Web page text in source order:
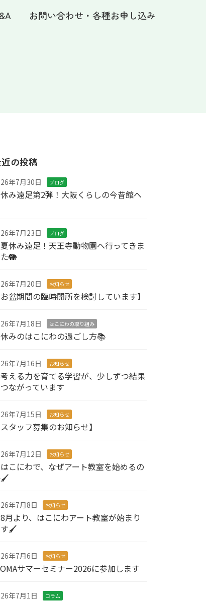
お問い合わせ・各種お申し込み
の投稿
年7月30日 ブログ
み遠足第2弾！大阪くらしの今昔館へ
年7月23日 ブログ
休み遠足！天王寺動物園へ行ってきま
🐘
年7月20日 お知らせ
お盆期間の臨時開所を検討しています】
年7月18日 はこにわの取り組み
みのはこにわの過ごし方📚
年7月16日 お知らせ
える力を育てる学習が、少しずつ結果
ながっています
年7月15日 お知らせ
スタッフ募集のお知らせ】
年7月12日 お知らせ
こにわで、なぜアート教室を始めるの
🖌️
年7月8日 お知らせ
月より、はこにわアート教室が始まり
す🖌️
年7月6日 お知らせ
サマーセミナー2026に参加します
年7月1日 コラム